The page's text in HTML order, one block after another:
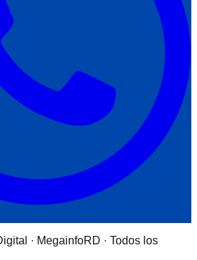
· MegainfoRD · Todos los